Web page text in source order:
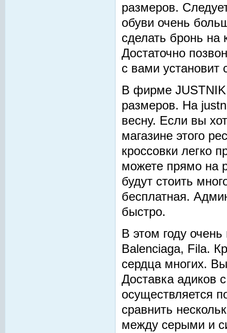
размеров.
обуви очень
сделать бронь на
Достаточно
с вами установит
В фирме
размеров. На
весну. Если вы
магазине этого
кроссовки легко
можете прямо на
будут стоить
бесплатная.
быстро.
В этом году
Balenciaga, Fila.
сердца многих.
Доставка адиков
осуществляется
сравнить
между серыми и